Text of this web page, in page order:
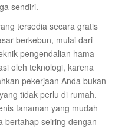
sendiri.
tersedia secara gratis
berkebun, mulai dari
pengendalian hama
oleh teknologi, karena
pekerjaan Anda bukan
tidak perlu di rumah.
tanaman yang mudah
bertahap seiring dengan